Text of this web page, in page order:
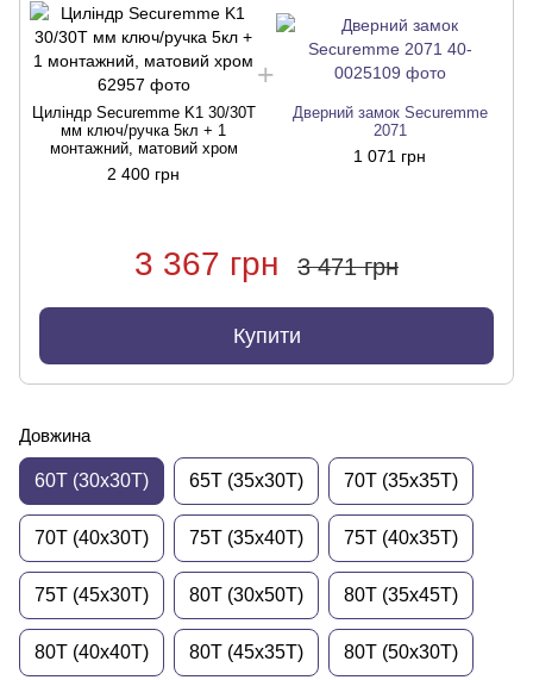
Циліндр Securemme K1 30/30Т
мм ключ/ручка 5кл + 1
монтажний, матовий хром
2 400 грн
Дверний замок Securemme
2071
1 071 грн
3 367 грн 3 471 грн
Купити
Довжина
60T (30x30T) 65T (35x30T) 70T (35x35T)
70T (40x30T) 75T (35x40T) 75T (40x35T)
75T (45x30T) 80T (30x50T) 80T (35x45T)
80T (40x40T) 80T (45x35T) 80T (50x30T)